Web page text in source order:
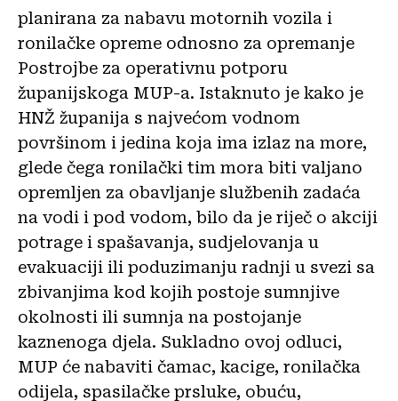
planirana za nabavu motornih vozila i
ronilačke opreme odnosno za opremanje
Postrojbe za operativnu potporu
županijskoga MUP-a. Istaknuto je kako je
HNŽ županija s najvećom vodnom
površinom i jedina koja ima izlaz na more,
glede čega ronilački tim mora biti valjano
opremljen za obavljanje službenih zadaća
na vodi i pod vodom, bilo da je riječ o akciji
potrage i spašavanja, sudjelovanja u
evakuaciji ili poduzimanju radnji u svezi sa
zbivanjima kod kojih postoje sumnjive
okolnosti ili sumnja na postojanje
kaznenoga djela. Sukladno ovoj odluci,
MUP će nabaviti čamac, kacige, ronilačka
odijela, spasilačke prsluke, obuću,